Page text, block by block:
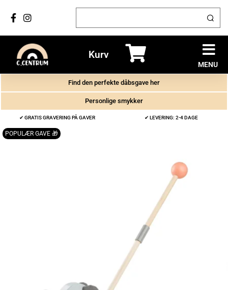
Kurv
MENU
Find den perfekte dåbsgave her
Personlige smykker
✔ GRATIS GRAVERING PÅ GAVER ✔ LEVERING: 2-4 DAGE
POPULÆR GAVE 🎁